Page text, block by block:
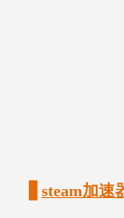
steam加速